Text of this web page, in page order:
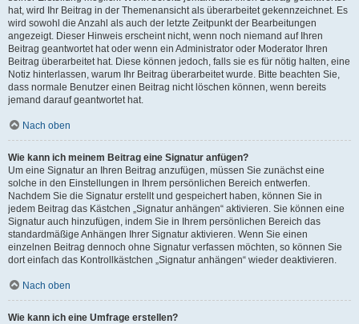
hat, wird Ihr Beitrag in der Themenansicht als überarbeitet gekennzeichnet. Es
wird sowohl die Anzahl als auch der letzte Zeitpunkt der Bearbeitungen
angezeigt. Dieser Hinweis erscheint nicht, wenn noch niemand auf Ihren
Beitrag geantwortet hat oder wenn ein Administrator oder Moderator Ihren
Beitrag überarbeitet hat. Diese können jedoch, falls sie es für nötig halten, eine
Notiz hinterlassen, warum Ihr Beitrag überarbeitet wurde. Bitte beachten Sie,
dass normale Benutzer einen Beitrag nicht löschen können, wenn bereits
jemand darauf geantwortet hat.
Nach oben
Wie kann ich meinem Beitrag eine Signatur anfügen?
Um eine Signatur an Ihren Beitrag anzufügen, müssen Sie zunächst eine
solche in den Einstellungen in Ihrem persönlichen Bereich entwerfen.
Nachdem Sie die Signatur erstellt und gespeichert haben, können Sie in
jedem Beitrag das Kästchen „Signatur anhängen“ aktivieren. Sie können eine
Signatur auch hinzufügen, indem Sie in Ihrem persönlichen Bereich das
standardmäßige Anhängen Ihrer Signatur aktivieren. Wenn Sie einen
einzelnen Beitrag dennoch ohne Signatur verfassen möchten, so können Sie
dort einfach das Kontrollkästchen „Signatur anhängen“ wieder deaktivieren.
Nach oben
Wie kann ich eine Umfrage erstellen?